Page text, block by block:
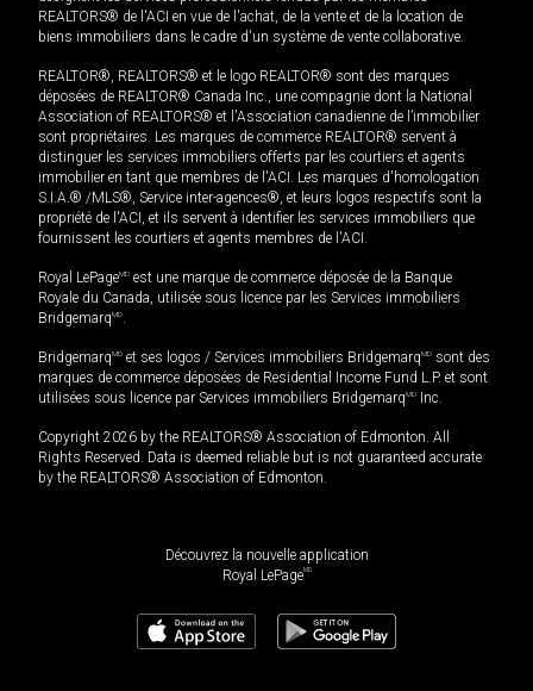
REALTORS® de l'ACI en vue de l'achat, de la vente et de la location de
biens immobiliers dans le cadre d'un système de vente collaborative.
REALTOR®, REALTORS® et le logo REALTOR® sont des marques
déposées de REALTOR® Canada Inc., une compagnie dont la National
Association of REALTORS® et l'Association canadienne de l’immobilier
sont propriétaires. Les marques de commerce REALTOR® servent à
distinguer les services immobiliers offerts par les courtiers et agents
immobilier en tant que membres de l'ACI. Les marques d'homologation
S.I.A.® /MLS®, Service inter-agences®, et leurs logos respectifs sont la
propriété de l'ACI, et ils servent à identifier les services immobiliers que
fournissent les courtiers et agents membres de l'ACI.
Royal LePageMD est une marque de commerce déposée de la Banque
Royale du Canada, utilisée sous licence par les Services immobiliers
BridgemarqMD.
BridgemarqMD et ses logos / Services immobiliers BridgemarqMD sont des
marques de commerce déposées de Residential Income Fund L.P. et sont
utilisées sous licence par Services immobiliers BridgemarqMD Inc.
Copyright 2026 by the REALTORS® Association of Edmonton. All
Rights Reserved. Data is deemed reliable but is not guaranteed accurate
by the REALTORS® Association of Edmonton.
Découvrez la nouvelle application
Royal LePageMD